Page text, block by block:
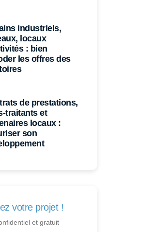
industriels,
locaux
: bien
les offres des
de prestations,
traitants et
locaux :
son
votre projet !
et gratuit